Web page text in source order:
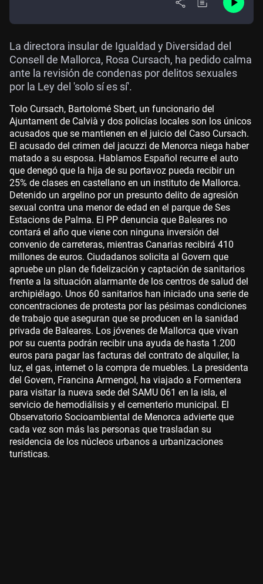
La directora insular de Igualdad y Diversidad del
Consell de Mallorca, Rosa Cursach, ha pedido calma
ante la revisión de condenas por delitos sexuales
por la Ley del 'solo sí es sí'.
Tolo Cursach, Bartolomé Sbert, un funcionario del
Ajuntament de Calvià y dos policías locales son los únicos
acusados que se mantienen en el juicio del Caso Cursach.
El acusado del crimen del jacuzzi de Menorca niega haber
matado a su esposa. Hablamos Español recurre el auto
que denegó que la hija de su portavoz pueda recibir un
25% de clases en castellano en un instituto de Mallorca.
Detenido un argelino por un presunto delito de agresión
sexual contra una menor de edad en el parque de Ses
Estacions de Palma. El PP denuncia que Baleares no
contará el año que viene con ninguna inversión del
convenio de carreteras, mientras Canarias recibirá 410
millones de euros. Ciudadanos solicita al Govern que
apruebe un plan de fidelización y captación de sanitarios
frente a la situación alarmante de los centros de salud del
archipiélago. Unos 60 sanitarios han iniciado una serie de
concentraciones de protesta por las pésimas condiciones
de trabajo que aseguran que se producen en la sanidad
privada de Baleares. Los jóvenes de Mallorca que vivan
por su cuenta podrán recibir una ayuda de hasta 1.200
euros para pagar las facturas del contrato de alquiler, la
luz, el gas, internet o la compra de muebles. La presidenta
del Govern, Francina Armengol, ha viajado a Formentera
para visitar la nueva sede del SAMU 061 en la isla, el
servicio de hemodiálisis y el cementerio municipal. El
Observatorio Socioambiental de Menorca advierte que
cada vez son más las personas que trasladan su
residencia de los núcleos urbanos a urbanizaciones
turísticas.